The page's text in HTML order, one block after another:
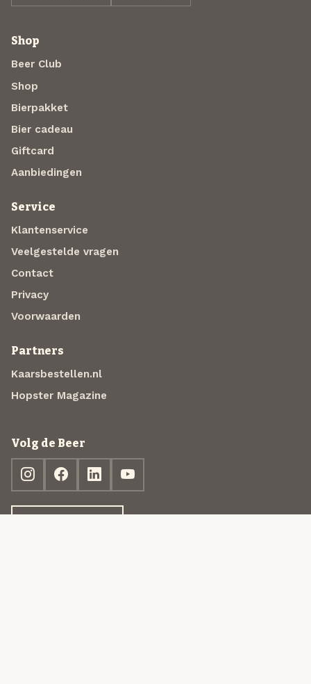
Shop
Beer Club
Shop
Bierpakket
Bier cadeau
Giftcard
Aanbiedingen
Service
Klantenservice
Veelgestelde vragen
Contact
Privacy
Voorwaarden
Partners
Kaarsbestellen.nl
Hopster Magazine
Volg de Beer